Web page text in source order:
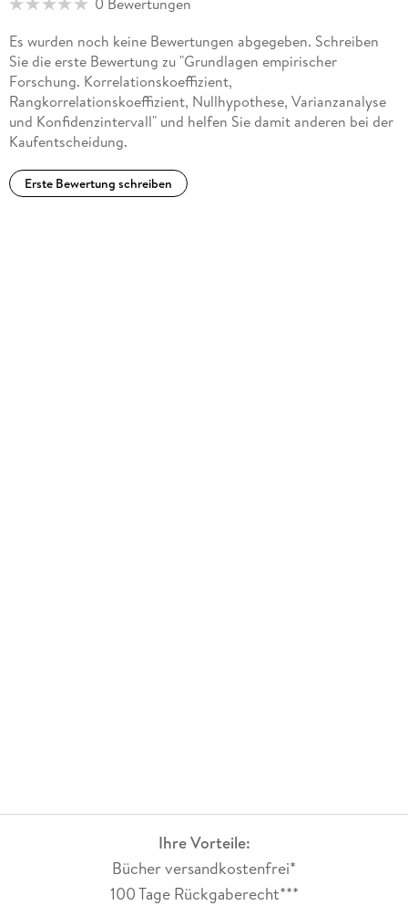
Es wurden noch keine Bewertungen abgegeben. Schreiben
Sie die erste Bewertung zu "Grundlagen empirischer
Forschung. Korrelationskoeffizient,
Rangkorrelationskoeffizient, Nullhypothese, Varianzanalyse
und Konfidenzintervall" und helfen Sie damit anderen bei der
Kaufentscheidung.
Erste Bewertung schreiben
Ihre Vorteile:
Bücher versandkostenfrei*
100 Tage Rückgaberecht***